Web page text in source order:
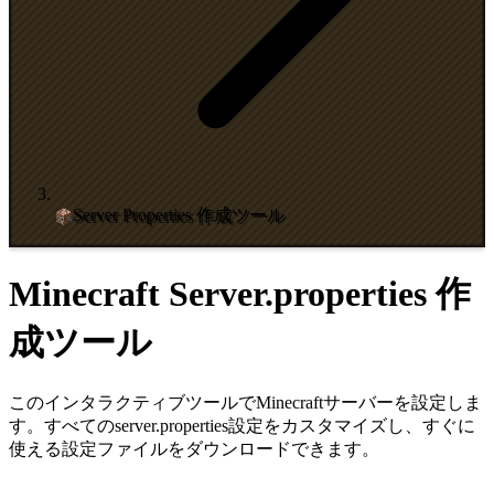
Server Properties 作成ツール
Minecraft Server.properties 作
成ツール
このインタラクティブツールでMinecraftサーバーを設定しま
す。すべてのserver.properties設定をカスタマイズし、すぐに
使える設定ファイルをダウンロードできます。